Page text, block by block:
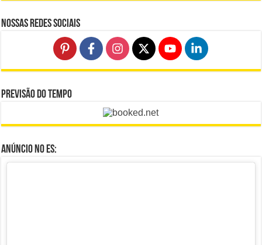
Nossas Redes Sociais
Previsão do Tempo
Anúncio no ES: